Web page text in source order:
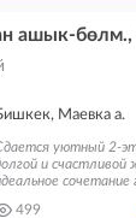
ашык-бөлм.,
Маевка а.
уютный 2-
и
сочетание
499